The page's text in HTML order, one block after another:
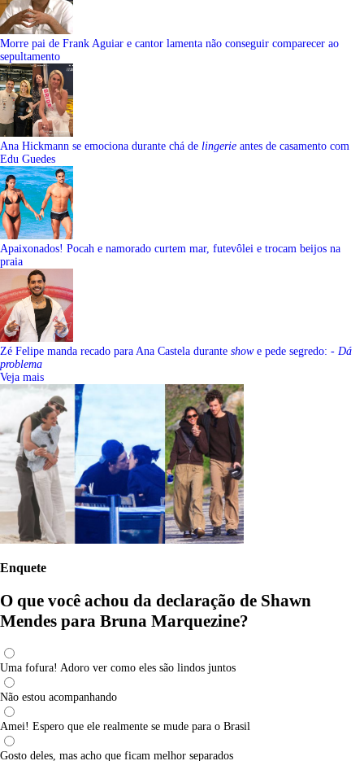
Morre pai de Frank Aguiar e cantor lamenta não conseguir comparecer ao
sepultamento
Ana Hickmann se emociona durante chá de lingerie antes de casamento com
Edu Guedes
Apaixonados! Pocah e namorado curtem mar, futevôlei e trocam beijos na
praia
Zé Felipe manda recado para Ana Castela durante showe pede segredo: - Dá
problema
Veja mais
Enquete
O que você achou da declaração de Shawn
Mendes para Bruna Marquezine?
Uma fofura! Adoro ver como eles são lindos juntos
Não estou acompanhando
Amei! Espero que ele realmente se mude para o Brasil
Gosto deles, mas acho que ficam melhor separados